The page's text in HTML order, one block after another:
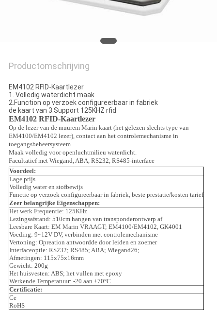
POLICY
Productomschrijving
EM4102 RFID-Kaartlezer
1. Volledig waterdicht maak
2.Function op verzoek configureerbaar in fabriek
de kaart van 3.Support 125KHZ rfid
EM4102 RFID-Kaartlezer
Op de lezer van de muurem Marin kaart (het gelezen slechts type van
EM4100/EM4102 lezer), contact aan het controlemechanisme in
toegangsbeheersysteem.
Maak volledig voor openluchtmilieu waterdicht.
Facultatief met Wiegand, ABA, RS232, RS485-interface
Voordeel:
Lage prijs
Volledig water en stofbewijs
Functie op verzoek configureerbaar in fabriek, beste prestatie/kosten tarief
Zeer belangrijke Eigenschappen:
Het werk Frequentie: 125KHz
Lezingsafstand: 510cm hangen van transponderontwerp af
Leesbare Kaart: EM Marin VRAAGT; EM4100/EM4102, GK4001
Voeding: 9~12V DV, verbinden met controlemechanisme
Vertoning: Opreation antwoordde door leiden en zoemer
Interfaceoptie: RS232; RS485; ABA; Wiegand26;
Afmetingen: 115x75x16mm
Gewicht: 200g
Het huisvesten: ABS; het vullen met epoxy
Werkende Temperatuur: -20 aan +70°C
Certificatie:
Ce
RoHS